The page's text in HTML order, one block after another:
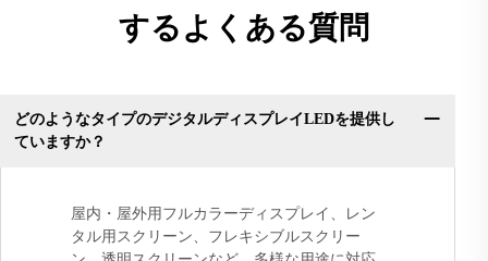
するよくある質問
どのようなタイプのデジタルディスプレイLEDを提供し
ていますか？
屋内・屋外用フルカラーディスプレイ、レン
タル用スクリーン、フレキシブルスクリー